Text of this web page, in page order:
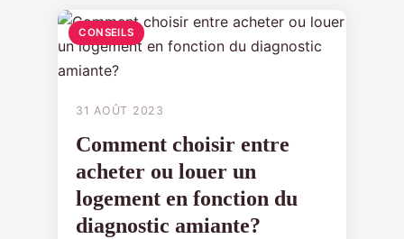
CONSEILS
31 AOÛT 2023
Comment choisir entre
acheter ou louer un
logement en fonction du
diagnostic amiante?